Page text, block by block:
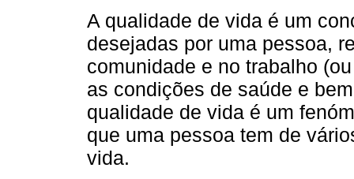
A qualidade de vida é um
desejadas por uma pessoa,
comunidade e no trabalho
as condições de saúde e
qualidade de vida é um
que uma pessoa tem de
vida.